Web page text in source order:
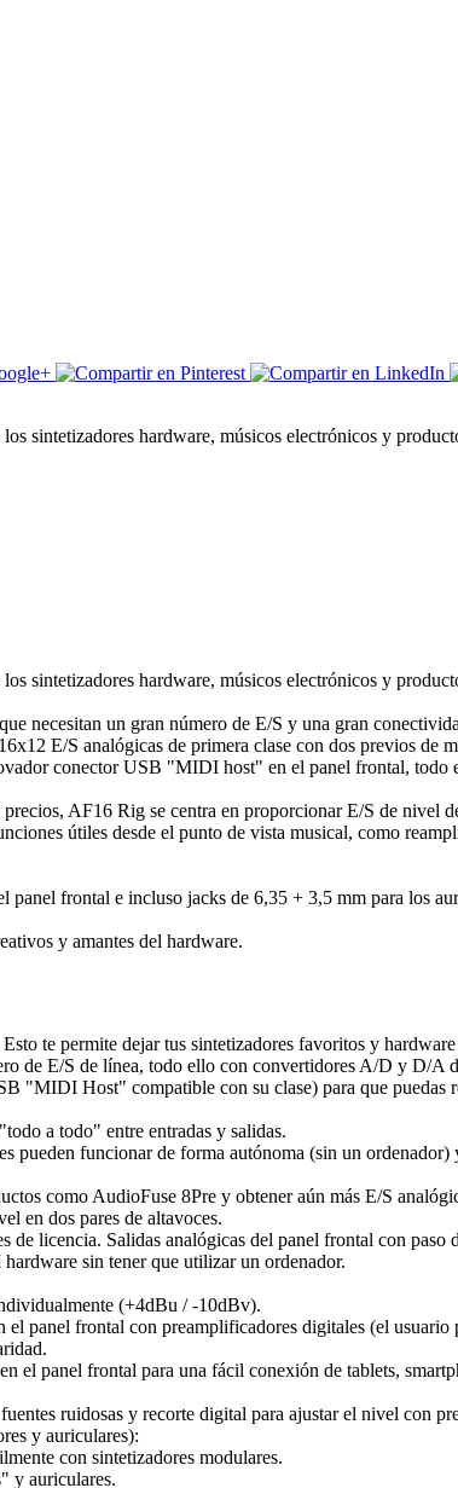
sintetizadores hardware, músicos electrónicos y
sintetizadores hardware, músicos electrónicos y
necesitan un gran número de E/S y una gran
E/S analógicas de primera clase con dos previos de
conector USB "MIDI host" en el panel frontal, todo
AF16 Rig se centra en proporcionar E/S de nivel
útiles desde el punto de vista musical, como
panel frontal e incluso jacks de 6,35 + 3,5 mm para los
y amantes del hardware.
te permite dejar tus sintetizadores favoritos y
de E/S de línea, todo ello con convertidores A/D y D/A
"MIDI Host" compatible con su clase) para que
a todo" entre entradas y salidas.
pueden funcionar de forma autónoma (sin un
como AudioFuse 8Pre y obtener aún más E/S
en dos pares de altavoces.
de licencia. Salidas analógicas del panel frontal con
sin tener que utilizar un ordenador.
(+4dBu / -10dBv).
panel frontal con preamplificadores digitales (el
el panel frontal para una fácil conexión de tablets,
ruidosas y recorte digital para ajustar el nivel con
y auriculares):
con sintetizadores modulares.
y auriculares.